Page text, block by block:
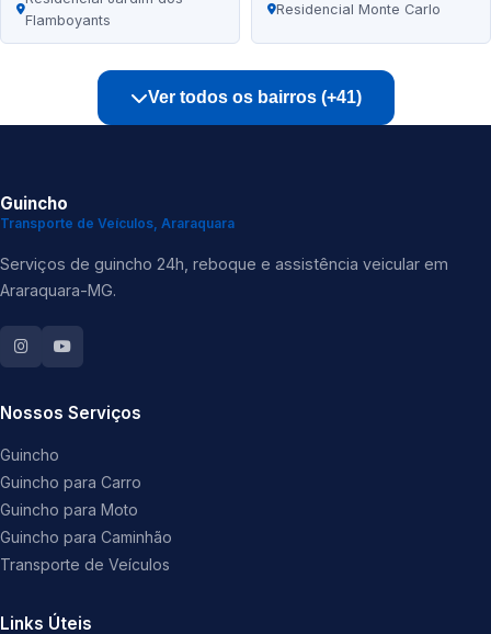
Flamboyants
Residencial Monte Carlo
Ver todos os bairros (+41)
Guincho
Transporte de Veículos, Araraquara
Serviços de guincho 24h, reboque e assistência veicular em
Araraquara-MG.
Nossos Serviços
Guincho
Guincho para Carro
Guincho para Moto
Guincho para Caminhão
Transporte de Veículos
Links Úteis